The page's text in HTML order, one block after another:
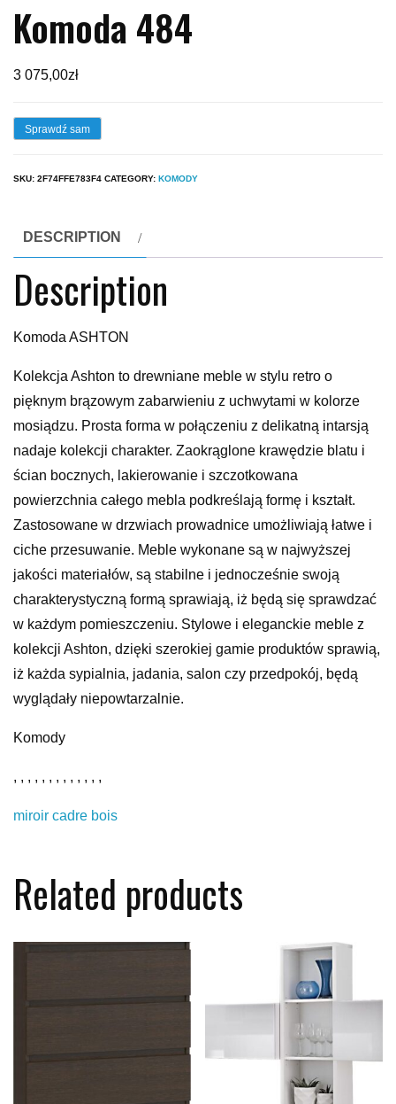
Komoda 484
3 075,00zł
Sprawdź sam
SKU: 2F74FFE783F4 CATEGORY: KOMODY
DESCRIPTION
Description
Komoda ASHTON
Kolekcja Ashton to drewniane meble w stylu retro o
pięknym brązowym zabarwieniu z uchwytami w kolorze
mosiądzu. Prosta forma w połączeniu z delikatną intarsją
nadaje kolekcji charakter. Zaokrąglone krawędzie blatu i
ścian bocznych, lakierowanie i szczotkowana
powierzchnia całego mebla podkreślają formę i kształt.
Zastosowane w drzwiach prowadnice umożliwiają łatwe i
ciche przesuwanie. Meble wykonane są w najwyższej
jakości materiałów, są stabilne i jednocześnie swoją
charakterystyczną formą sprawiają, iż będą się sprawdzać
w każdym pomieszczeniu. Stylowe i eleganckie meble z
kolekcji Ashton, dzięki szerokiej gamie produktów sprawią,
iż każda sypialnia, jadania, salon czy przedpokój, będą
wyglądały niepowtarzalnie.
Komody
, , , , , , , , , , , , ,
miroir cadre bois
Related products